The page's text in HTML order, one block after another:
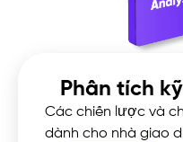
Phân tích
Các chiến lược và
dành cho nhà giao